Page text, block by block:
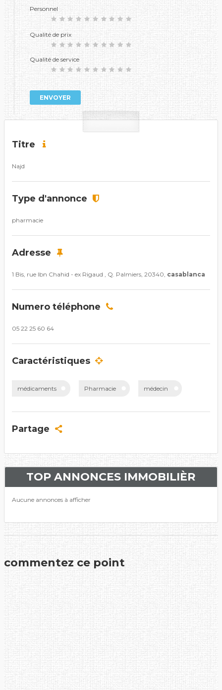
Personnel
Qualité de prix
Qualité de service
ENVOYER
Titre
Najd
Type d'annonce
pharmacie
Adresse
1 Bis, rue Ibn Chahid - ex Rigaud , Q. Palmiers, 20340, casablanca
Numero téléphone
05 22 25 60 64
Caractéristiques
médicaments Pharmacie médecin
Partage
TOP ANNONCES IMMOBILIÈR
Aucune annonces à afficher
commentez ce point